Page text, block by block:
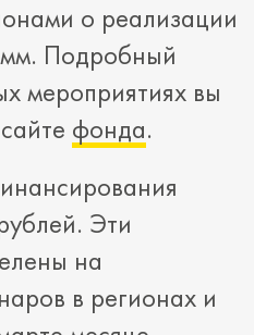
о реализации
Подробный
мероприятиях вы
фонда.
Эти
на
в регионах и